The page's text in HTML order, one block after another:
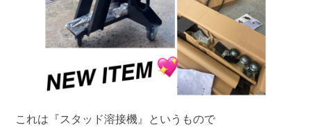
これは『スタッド溶接機』というもので